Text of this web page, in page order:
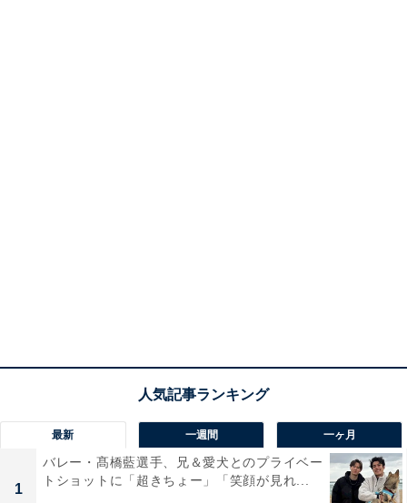
最新 一週間 一ヶ月
1
バレー・髙橋藍選手、兄＆愛犬とのプライベー
トショットに「超きちょー」「笑顔が見れ...